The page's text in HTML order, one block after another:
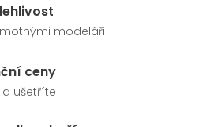
modeláři
ceny
ušetříte